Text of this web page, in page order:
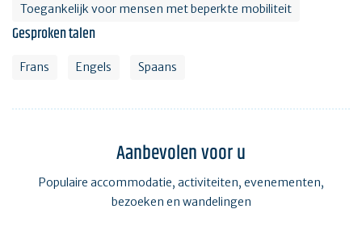
Toegankelijk voor mensen met beperkte mobiliteit
Gesproken talen
Frans Engels Spaans
Aanbevolen voor u
Populaire accommodatie, activiteiten, evenementen,
bezoeken en wandelingen